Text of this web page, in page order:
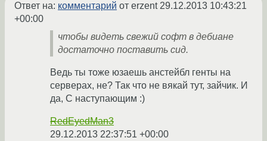
Ответ на: комментарий от erzent29.12.2013 10:43:21
+00:00
чтобы видеть свежий софт в дебиане
достаточно поставить сид.
Ведь ты тоже юзаешь анстейбл генты на
серверах, не? Так что не вякай тут, зайчик. И
да, С наступающим :)
RedEyedMan3
29.12.2013 22:37:51 +00:00